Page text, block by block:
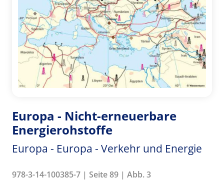
Europa - Nicht-erneuerbare
Energierohstoffe
Europa - Europa - Verkehr und Energie
978-3-14-100385-7 | Seite 89 | Abb. 3